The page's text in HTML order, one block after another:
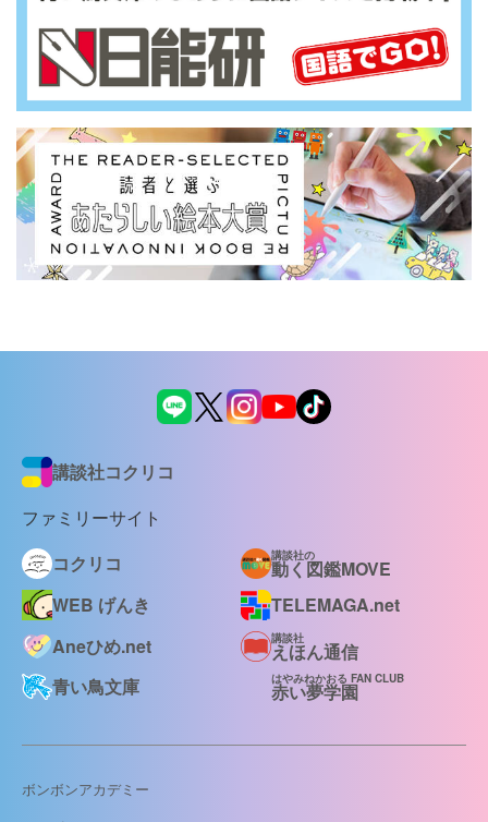
講談社コクリコ
ファミリーサイト
コクリコ
講談社の
動く図鑑MOVE
WEB げんき
TELEMAGA.net
Aneひめ.net
講談社
えほん通信
青い鳥文庫
はやみねかおる FAN CLUB
赤い夢学園
ボンボンアカデミー